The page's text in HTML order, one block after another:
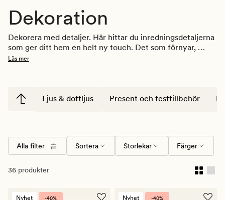
Dekoration
Dekorera med detaljer. Här hittar du inredningsdetaljerna
som ger ditt hem en helt ny touch. Det som förnyar,
förändrar och förgyller. En vas till en vacker kvist, fin
detaljerna som gör det.
Läs mer
Ljus & doftljus Present och festtillbehör
Alla filter Sortera Storlekar Färger
36 produkter
Nyhet -40% Nyhet -40%